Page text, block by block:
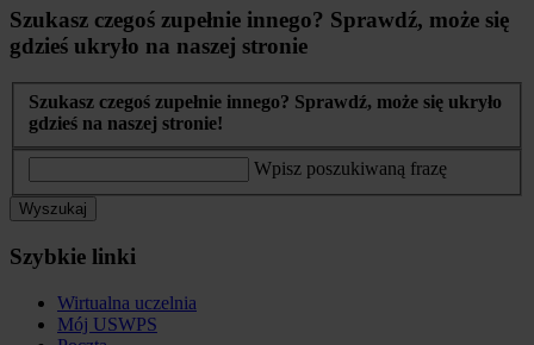
Szukasz czegoś zupełnie innego? Sprawdź, może się
gdzieś ukryło na naszej stronie
Szukasz czegoś zupełnie innego? Sprawdź, może się ukryło
gdzieś na naszej stronie!
Wpisz poszukiwaną frazę
Wyszukaj
Szybkie linki
Wirtualna uczelnia
Mój USWPS